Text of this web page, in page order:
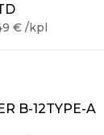
€ /kpl
B-12TYPE-A